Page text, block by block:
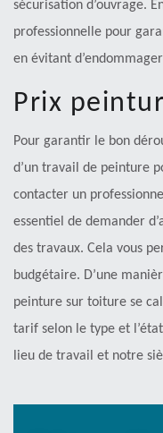
sécurisation d’ouvrage.
professionnelle pour
en évitant
Prix
Pour garantir le bon
d’un travail de peinture
contacter un
essentiel de demander
des travaux. Cela vous
budgétaire. D’une
peinture sur toiture se
tarif selon le type et
lieu de travail et notre